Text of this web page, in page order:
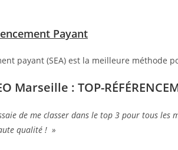
Payant
payant (SEA) est la meilleure
Marseille : TOP-
de me classer dans le top 3 pour tous
qualité ! »